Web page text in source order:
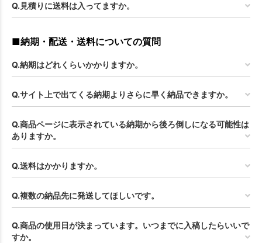
Q.見積りに送料は入ってますか。
■納期・配送・送料についての質問
Q.納期はどれくらいかかりますか。
Q.サイト上で出てくる納期よりさらに早く納品できますか。
Q.商品ページに表示されている納期から後ろ倒しになる可能性は
ありますか。
Q.送料はかかりますか。
Q.複数の納品先に発送してほしいです。
Q.商品の使用日が決まっています。いつまでに入稿したらいいで
すか。